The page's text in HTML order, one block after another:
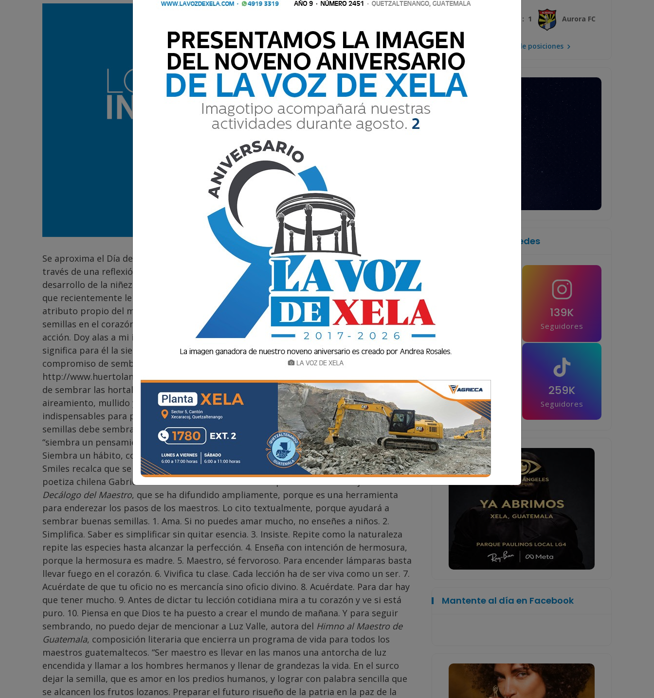
Se aproxima el Día del Maestro en Guatemala, por eso quiero rendirle un homenaje, a
través de una reflexión acerca de su importante labor, con la cual contribuye al
desarrollo de la niñez y juventud, para engrandecer a Guatemala. En uno de los libros
que recientemente leí encontré la expresión “sembrador de semillas”, y pensé que es un
atributo propio del maestro. Pienso, por un momento, en la noble tarea de sembrar
semillas en el corazón y en la mente de los educandos. Imagino lo que conlleva esa
acción. Doy alas a mi imaginación y me sitúo en el contexto de un labrador y en lo que
significa para él la siembra, y luego, en el contexto de un maestro, que también tiene el
compromiso de sembrar. El labrador no se lanza a la siembra sin preparación, en
http://www.huertolandia.com se explica que hay una época para preparar el suelo antes
de sembrar las hortalizas. Se debe quitar la maleza y las malas hierbas, es esencial el
aireamiento, mullido y allanamiento, sin olvidar el abonado del suelo, tareas
indispensables para preparar el huerto para la siembra. Y ahora me pregunto, ¿qué
semillas debe sembrar un maestro? Respondo citando a Samuel Smiles, que escribió,
“siembra un pensamiento, cosecha una acción; siembra una acción, cosecha un hábito.
Siembra un hábito, cosecha un carácter; siembra un carácter, cosecha un destino”.
Smiles recalca que se empieza con un pensamiento y se termina con una acción. La
poetiza chilena Gabriela Mistral era una maestra rural que amaba su trabajo. Escribió un
Decálogo del Maestro, que se ha difundido ampliamente, porque es una herramienta
para enderezar los pasos de los maestros. Lo cito textualmente, porque ayudará a
sembrar buenas semillas. 1. Ama. Si no puedes amar mucho, no enseñes a niños. 2.
Simplifica. Saber es simplificar sin quitar esencia. 3. Insiste. Repite como la naturaleza
repite las especies hasta alcanzar la perfección. 4. Enseña con intención de hermosura,
porque la hermosura es madre. 5. Maestro, sé fervoroso. Para encender lámparas basta
llevar fuego en el corazón. 6. Vivifica tu clase. Cada lección ha de ser viva como un ser. 7.
Acuérdate de que tu oficio no es mercancía sino oficio divino. 8. Acuérdate. Para dar hay
que tener mucho. 9. Antes de dictar tu lección cotidiana mira a tu corazón y ve si está
puro. 10. Piensa en que Dios te ha puesto a crear el mundo de mañana. Y para seguir
sembrando, no puedo dejar de mencionar a Luz Valle, autora del Himno al Maestro de
Guatemala, composición literaria que encierra un programa de vida para todos los
maestros guatemaltecos. “Ser maestro es llevar en las manos una antorcha de luz
encendida y llamar a los hombres hermanos y llenar de grandezas la vida. En el surco
dejar la semilla, que es amor en los predios humanos, y lograr con palabra sencilla que
se alcancen los frutos lozanos. Preparar el futuro risueño de la patria en la paz de la
3 : 1 Aurora FC
Mira la tabla de posiciones
Síguenos en las redes
139K
Seguidores
42.5K
Seguidores
259K
Seguidores
Mantente al día en Facebook